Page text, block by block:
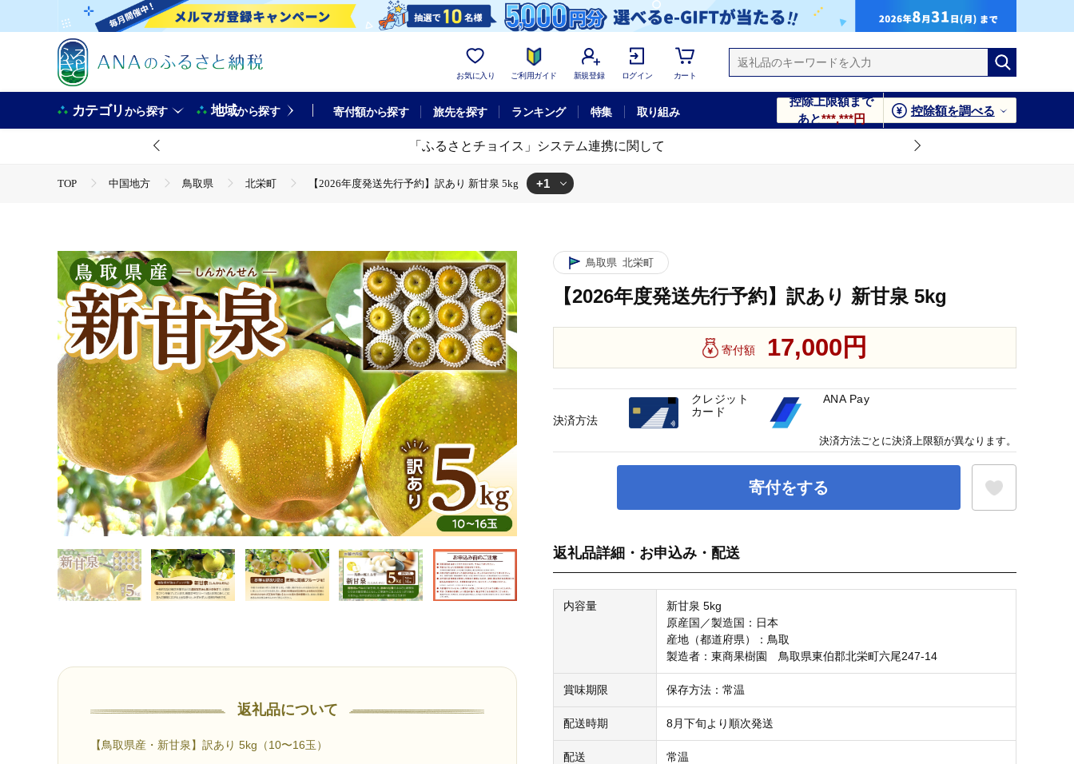
お気に入り ご利用ガイド 新規登録 ログイン カート
カテゴリから探す 地域から探す 寄付額から探す 旅先を探す ランキング 特集 取り組み
控除上限額まで
あと***,***円
控除額を調べる
「ふるさとチョイス」システム連携に関して
TOP 中国地方 鳥取県 北栄町 【2026年度発送先行予約】訳あり 新甘泉 5kg +1
返礼品について
【鳥取県産・新甘泉】訳あり 5kg（10〜16玉）
鳥取県 北栄町
【2026年度発送先行予約】訳あり 新甘泉 5kg
寄付額 17,000円
寄付をする
返礼品詳細・お申込み・配送
内容量
新甘泉 5kg
原産国／製造国：日本
産地（都道府県）：鳥取
製造者：東商果樹園 鳥取県東伯郡北栄町六尾247-14
賞味期限 保存方法：常温
配送時期 8月下旬より順次発送
配送 常温
決済方法
クレジット
カード
ANA Pay
決済方法ごとに決済上限額が異なります。